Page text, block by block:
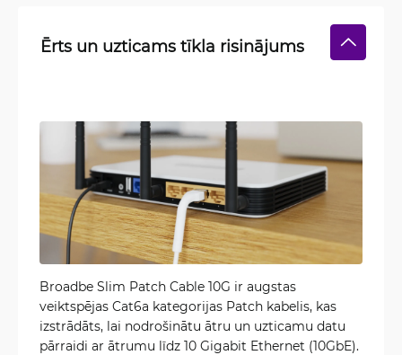
Ērts un uzticams tīkla risinājums
Broadbe Slim Patch Cable 10G ir augstas
veiktspējas Cat6a kategorijas Patch kabelis, kas
izstrādāts, lai nodrošinātu ātru un uzticamu datu
pārraidi ar ātrumu līdz 10 Gigabit Ethernet (10GbE).